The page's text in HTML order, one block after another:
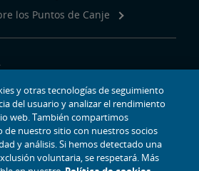
los Puntos de Canje
y otras tecnologías de seguimiento
del usuario y analizar el rendimiento
web. También compartimos
de nuestro sitio con nuestros socios
y análisis. Si hemos detectado una
voluntaria, se respetará. Más